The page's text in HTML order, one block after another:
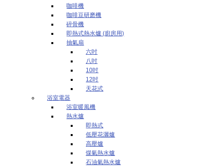
咖啡機
咖啡豆研磨機
碎骨機
即熱式熱水爐 (廚房用)
抽氣扇
六吋
八吋
10吋
12吋
天花式
浴室電器
浴室暖風機
熱水爐
即熱式
低壓花灑爐
高壓爐
煤氣熱水爐
石油氣熱水爐